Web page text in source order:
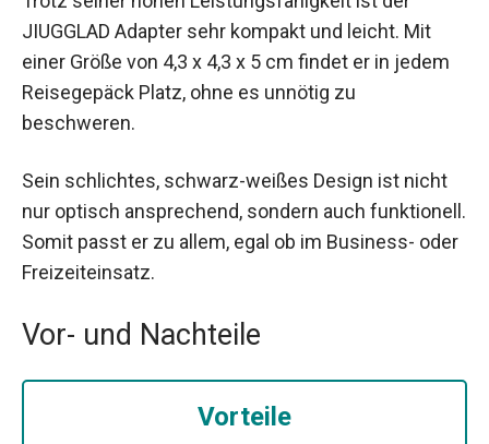
JIUGGLAD Adapter sehr kompakt und leicht. Mit
einer Größe von 4,3 x 4,3 x 5 cm findet er in jedem
Reisegepäck Platz, ohne es unnötig zu
beschweren.
Sein schlichtes, schwarz-weißes Design ist nicht
nur optisch ansprechend, sondern auch funktionell.
Somit passt er zu allem, egal ob im Business- oder
Freizeiteinsatz.
Vor- und Nachteile
Vorteile